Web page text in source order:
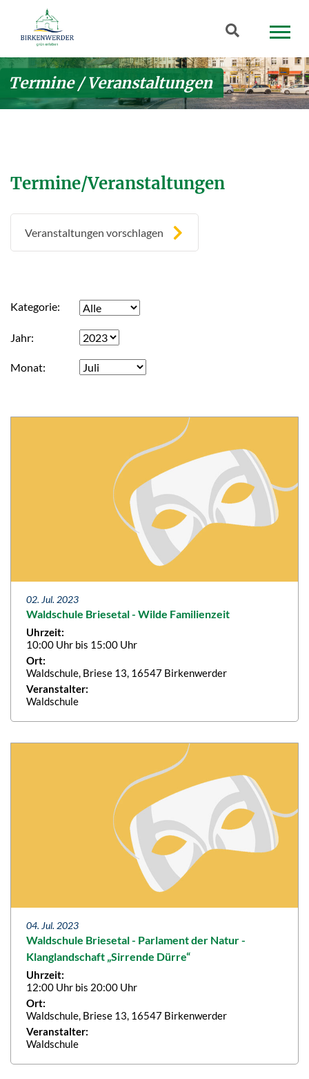
Zum Hauptinhalt springen
Suchbegriff
Termine / Veranstaltungen
Termine/Veranstaltungen
Veranstaltungen vorschlagen
Kategorie
Jahr
Monat
02. Jul. 2023
Waldschule Briesetal - Wilde Familienzeit
Uhrzeit:
10:00 Uhr bis 15:00 Uhr
Ort:
Waldschule, Briese 13, 16547 Birkenwerder
Veranstalter:
Waldschule
04. Jul. 2023
Waldschule Briesetal - Parlament der Natur -
Klanglandschaft „Sirrende Dürre“
Uhrzeit:
12:00 Uhr bis 20:00 Uhr
Ort:
Waldschule, Briese 13, 16547 Birkenwerder
Veranstalter:
Waldschule